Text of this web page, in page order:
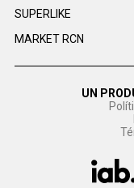
SUPERLIKE
MARKET RCN
UN